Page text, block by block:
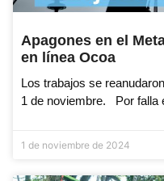
Apagones en el
en línea Ocoa
Los trabajos se
1 de noviembre. Por falla
1 de noviembre de 2024